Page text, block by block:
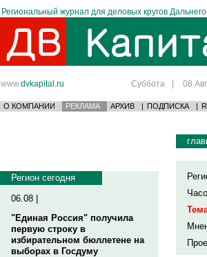
Региональный журнал для деловых кругов
www.dvkapital.ru Суббота | 08
О КОМПАНИИ РЕКЛАМА АРХИВ | ПОДПИСКА |
Регион сегодня
06.08 |
"Единая Россия" получила
первую строку в
избирательном бюллетене на
выборах в Госдуму